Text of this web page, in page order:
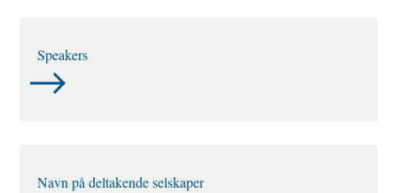
Speakers
Navn på deltakende selskaper